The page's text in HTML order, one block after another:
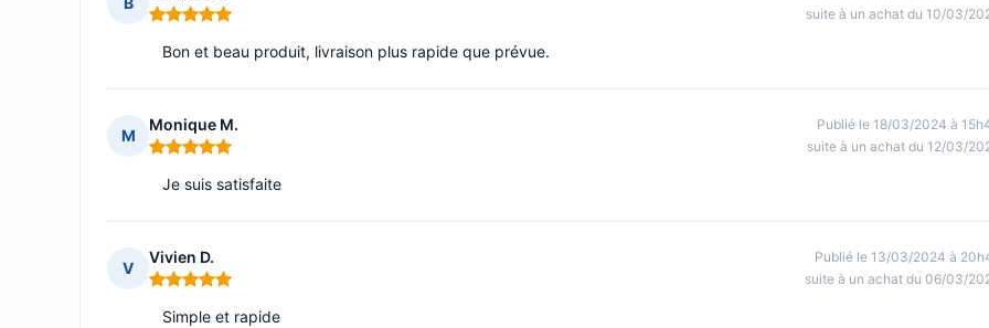
Note : 5 sur 5
suite à un achat du 10/03/
Bon et beau produit, livraison plus rapide que prévue.
M
Monique M.
Note : 5 sur 5
Publié le 18/03/2024 à
suite à un achat du 12/03/
Je suis satisfaite
V
Vivien D.
Note : 5 sur 5
Publié le 13/03/2024 à
suite à un achat du 06/03/
Simple et rapide